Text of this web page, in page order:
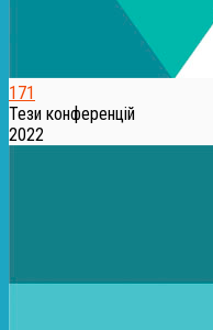
171
Тези конференцій
2022